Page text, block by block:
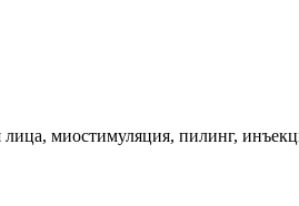
лица, миостимуляция, пилинг,